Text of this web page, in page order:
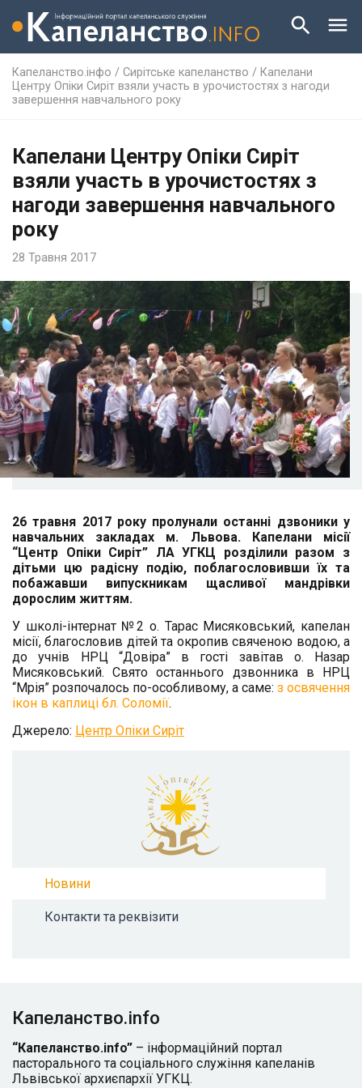
Капеланство.інфо / Сирітське капеланство / Капелани
Центру Опіки Сиріт взяли участь в урочистостях з нагоди
завершення навчального року
Капелани Центру Опіки Сиріт
взяли участь в урочистостях з
нагоди завершення навчального
року
28 Травня 2017
26 травня 2017 року пролунали останні дзвоники у
навчальних закладах м. Львова. Капелани місії
“Центр Опіки Сиріт” ЛА УГКЦ розділили разом з
дітьми цю радісну подію, поблагословивши їх та
побажавши випускникам щасливої мандрівки
дорослим життям.
У школі-інтернат №2 о. Тарас Мисяковський, капелан
місії, благословив дітей та окропив свяченою водою, а
до учнів НРЦ “Довіра” в гості завітав о. Назар
Мисяковський. Свято останнього дзвонника в НРЦ
“Мрія” розпочалось по-особливому, а саме: з освячення
ікон в каплиці бл. Соломії.
Джерело: Центр Опіки Сиріт
Новини
Контакти та реквізити
Капеланство.info
“Капеланство.info” – інформаційний портал
пасторального та соціального служіння капеланів
Львівської архиєпархії УГКЦ.